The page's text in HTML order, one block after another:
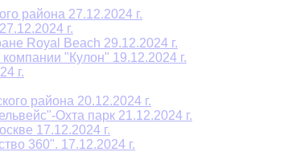
района 27.12.2024 г.
г.
Royal Beach 29.12.2024 г.
"Кулон" 19.12.2024 г.
г.
района 20.12.2024 г.
Охта парк 21.12.2024 г.
17.12.2024 г.
360". 17.12.2024 г.